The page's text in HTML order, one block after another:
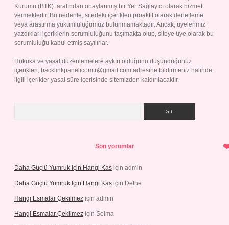
Kurumu (BTK) tarafından onaylanmış bir Yer Sağlayıcı olarak hizmet
vermektedir. Bu nedenle, sitedeki içerikleri proaktif olarak denetleme
veya araştırma yükümlülüğümüz bulunmamaktadır. Ancak, üyelerimiz
yazdıkları içeriklerin sorumluluğunu taşımakta olup, siteye üye olarak bu
sorumluluğu kabul etmiş sayılırlar.
Hukuka ve yasal düzenlemelere aykırı olduğunu düşündüğünüz
içerikleri, backlinkpanelicomtr@gmail.com adresine bildirmeniz halinde,
ilgili içerikler yasal süre içerisinde sitemizden kaldırılacaktır.
Son yorumlar
Daha Güçlü Yumruk Için Hangi Kas için admin
Daha Güçlü Yumruk Için Hangi Kas için Defne
Hangi Esmalar Çekilmez için admin
Hangi Esmalar Çekilmez için Selma